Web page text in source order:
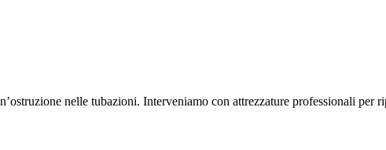
nelle tubazioni. Interveniamo con attrezzature professionali per